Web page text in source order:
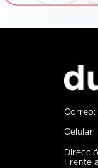
Correo:
Celular:
Frente